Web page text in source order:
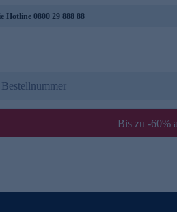
Hotline 0800 29 888 88
Bis zu -60%